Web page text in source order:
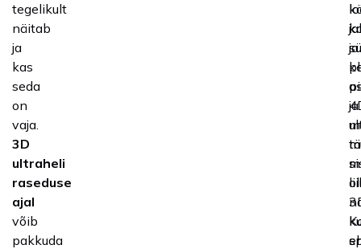
tegelikult
näitab
ja
kas
seda
on
vaja.
3D
ultraheli
raseduse
ajal
võib
pakkuda
ja
ja